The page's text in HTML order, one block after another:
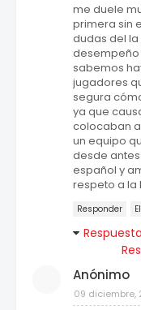
me duele
primera sin
dudas del
desempeño
sabemos
jugadores
segura
ya que
colocaban
un equipo
desde
español y
respeto a
Responder
Anónimo
09 diciembre,